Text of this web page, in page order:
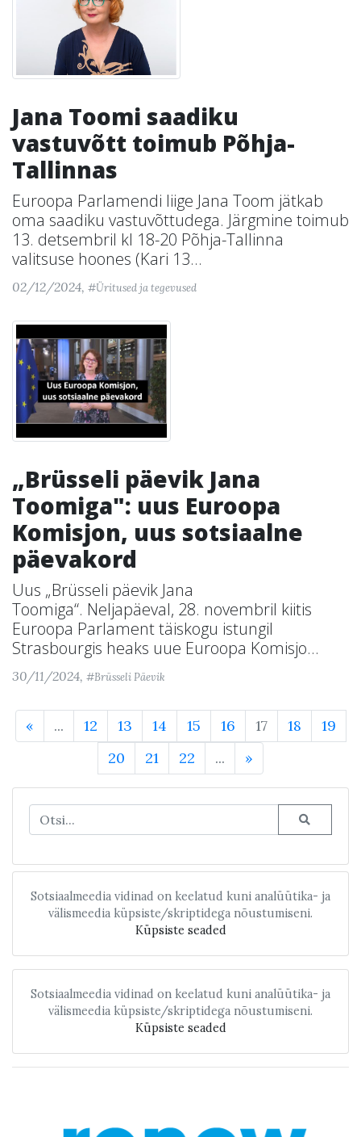
Jana Toomi saadiku
vastuvõtt toimub Põhja-
Tallinnas
Euroopa Parlamendi liige Jana Toom jätkab
oma saadiku vastuvõttudega. Järgmine toimub
13. detsembril kl 18-20 Põhja-Tallinna
valitsuse hoones (Kari 13...
02/12/2024, #Üritused ja tegevused
„Brüsseli päevik Jana
Toomiga": uus Euroopa
Komisjon, uus sotsiaalne
päevakord
Uus „Brüsseli päevik Jana
Toomiga“. Neljapäeval, 28. novembril kiitis
Euroopa Parlament täiskogu istungil
Strasbourgis heaks uue Euroopa Komisjo...
30/11/2024, #Brüsseli Päevik
« ... 12 13 14 15 16 17 18
19
20
21 22 ... »
Sotsiaalmeedia vidinad on keelatud kuni analüütika- ja
välismeedia küpsiste/skriptidega nõustumiseni.
Küpsiste seaded
Sotsiaalmeedia vidinad on keelatud kuni analüütika- ja
välismeedia küpsiste/skriptidega nõustumiseni.
Küpsiste seaded